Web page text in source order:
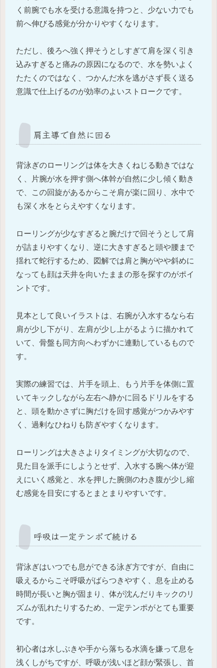
く前腕でも水を受ける意識を持つと、少ない力でも
前へ伸びる感覚が分かりやすくなります。
ただし、後ろへ強く押そうとしすぎて肩を深く引き
込みすぎると痛みの原因になるので、水を勢いよく
たたくのではなく、つかんだ水を逃がさず長く送る
意識で仕上げるのが効率のよいストロークです。
肩主導で自然に回る
背泳ぎのローリングは体を大きくねじる動きではな
く、片腕が水を押す側へ体幹が自然に少し傾く動き
で、この回旋があるからこそ肩が楽に回り、水中で
も深く水をとらえやすくなります。
ローリングが少なすぎると腕だけで回そうとして肩
が詰まりやすくなり、逆に大きすぎると頭や腰まで
揺れて蛇行するため、図解では肩と胸がやや斜めに
なっても顔は天井を向いたままの形を探すのがポイ
ントです。
見本として良いイラストは、右腕が入水するなら右
肩が少し下がり、左肩が少し上がるように描かれて
いて、骨盤も同方向へわずかに連動しているもので
す。
実際の練習では、片手を頭上、もう片手を体側に置
いてキックしながら左右へ静かに回るドリルをする
と、頭を動かさずに胸だけを回す感覚がつかみやす
く、過剰なひねりも防ぎやすくなります。
ローリングは大きさよりタイミングが大切なので、
見た目を派手にしようとせず、入水する腕へ体が迎
えにいく感覚と、水を押した腕側のわき腹が少し縮
む感覚を目安にするとまとまりやすいです。
呼吸は一定テンポで続ける
背泳ぎはいつでも息ができる泳ぎ方ですが、自由に
吸えるからこそ呼吸がばらつきやすく、息を止める
時間が長いと胸が固まり、体が沈んだりキックのリ
ズムが乱れたりするため、一定テンポがとても重要
です。
初心者は水しぶきや手から落ちる水滴を嫌って息を
浅くしがちですが、呼吸が浅いほど顔が緊張し、首